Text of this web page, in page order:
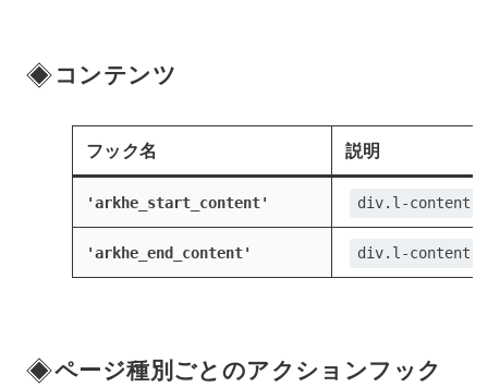
コンテンツ
フック名 説明
'arkhe_start_content' div.l-content
'arkhe_end_content' div.l-content
ページ種別ごとのアクションフック